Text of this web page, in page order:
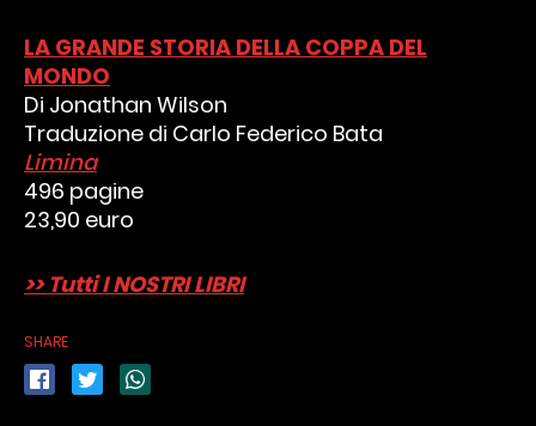
LA GRANDE STORIA DELLA COPPA DEL
MONDO
Di Jonathan Wilson
Traduzione di Carlo Federico Bata
Limina
496 pagine
23,90 euro
>> Tutti I NOSTRI LIBRI
SHARE